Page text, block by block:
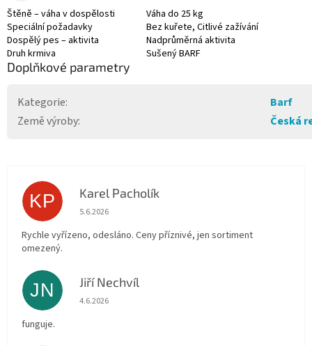
Štěně – váha v dospělosti
Váha do 25 kg
Speciální požadavky
Bez kuřete, Citlivé zažívání
Dospělý pes – aktivita
Nadprůměrná aktivita
Druh krmiva
Sušený BARF
Doplňkové parametry
Kategorie:
Barf
Země výroby: Česká
KP Karel Pacholík
Hodnocení obchodu je 4 z 5 hvězdiček.
5.6.2026
Rychle vyřízeno, odesláno. Ceny příznivé, jen sortiment
omezený.
JN Jiří Nechvíl
Hodnocení obchodu je 5 z 5 hvězdiček.
4.6.2026
funguje.